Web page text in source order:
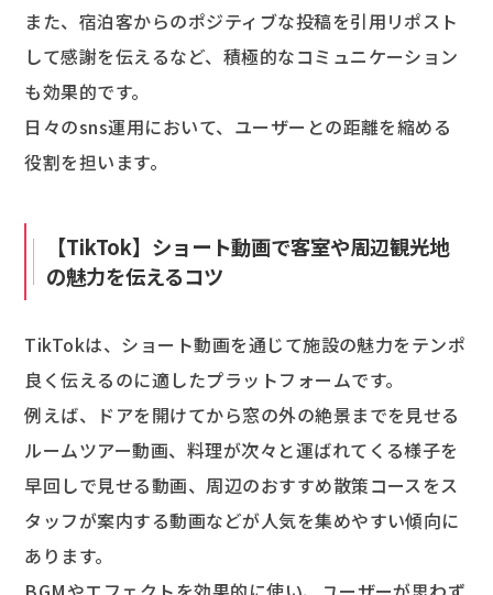
また、宿泊客からのポジティブな投稿を引用リポスト
して感謝を伝えるなど、積極的なコミュニケーション
も効果的です。
日々のsns運用において、ユーザーとの距離を縮める
役割を担います。
【TikTok】ショート動画で客室や周辺観光地
の魅力を伝えるコツ
TikTokは、ショート動画を通じて施設の魅力をテンポ
良く伝えるのに適したプラットフォームです。
例えば、ドアを開けてから窓の外の絶景までを見せる
ルームツアー動画、料理が次々と運ばれてくる様子を
早回しで見せる動画、周辺のおすすめ散策コースをス
タッフが案内する動画などが人気を集めやすい傾向に
あります。